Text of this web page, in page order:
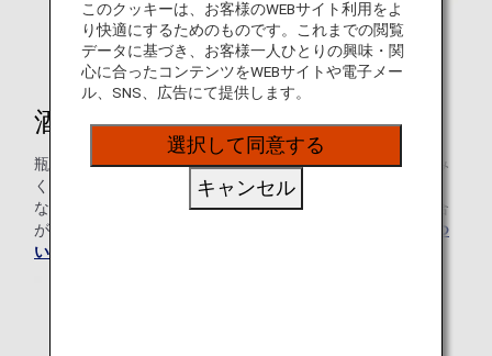
酒類・飲料品
瓶に入ったお酒や飲料は壊れやすいため、機内にお持ち込み
ください。
なお、酒類のアルコール度数により、危険物に該当する場合
がございます。詳しくは「
航空機への危険物の持ち込みにつ
いて
このクッキーは、お客様のWEBサイト利用をよ
り快適にするためのものです。これまでの閲覧
データに基づき、お客様一人ひとりの興味・関
心に合ったコンテンツをWEBサイトや電子メー
ル、SNS、広告にて提供します。
選択して同意する
キャンセル